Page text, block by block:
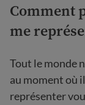
Comment
me
Tout le monde
au moment où
représenter